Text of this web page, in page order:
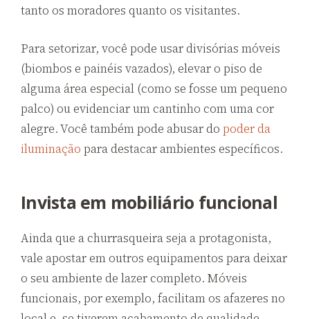
tanto os moradores quanto os visitantes.
Para setorizar, você pode usar divisórias móveis
(biombos e painéis vazados), elevar o piso de
alguma área especial (como se fosse um pequeno
palco) ou evidenciar um cantinho com uma cor
alegre. Você também pode abusar do poder da
iluminação para destacar ambientes específicos.
Invista em mobiliário funcional
Ainda que a churrasqueira seja a protagonista,
vale apostar em outros equipamentos para deixar
o seu ambiente de lazer completo. Móveis
funcionais, por exemplo, facilitam os afazeres no